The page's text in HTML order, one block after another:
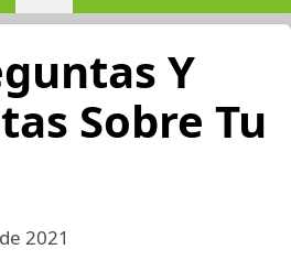
Y
Sobre Tu
2021